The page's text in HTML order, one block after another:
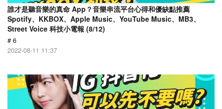
誰才是聽音樂的真命 App？音樂串流平台心得和優缺點推薦
Spotify、KKBOX、Apple Music、YouTube Music、MB3、
Street Voice 科技小電報 (8/12)
# 6
2022-08-11 11:37